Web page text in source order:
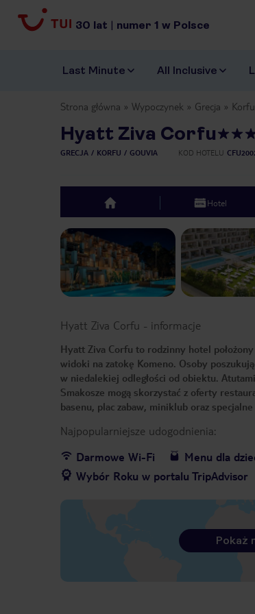
30 lat | numer 1 w Polsce
Last Minute All Inclusive
Strona główna Wypoczynek Grecja Korfu
Hyatt Ziva Corfu
GRECJA KORFU GOUVIA KOD HOTELU
top Hotel
Previous slide
Hyatt Ziva Corfu - informacje
Hyatt Ziva Corfu to rodzinny hotel
widoki na zatokę Komeno. Osoby
w niedalekiej odległości od obiektu.
Smakosze mogą skorzystać z oferty
basenu, plac zabaw, miniklub oraz
Najpopularniejsze udogodnienia:
Darmowe Wi-Fi
Menu dla
Wybór Roku w portalu TripAdvisor
Pokaż